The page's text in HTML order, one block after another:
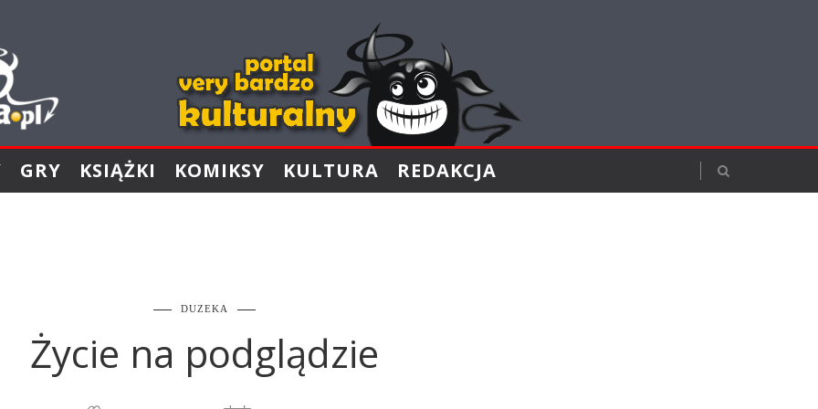
GRY KSIĄŻKI KOMIKSY KULTURA REDAKCJA
DUZEKA
Życie na podglądzie